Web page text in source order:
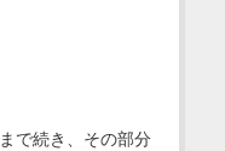
で続き、その部分